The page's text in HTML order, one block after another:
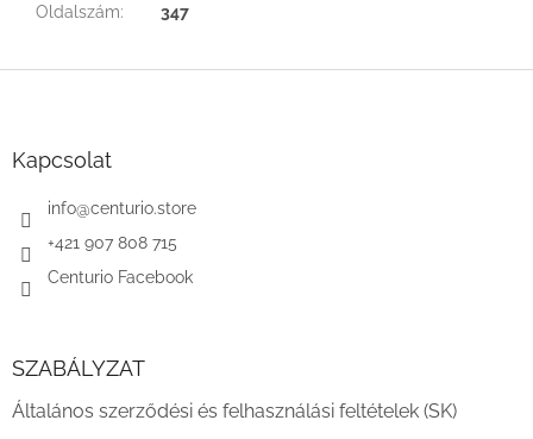
Oldalszám: 347
Kapcsolat
info@centurio.store
+421 907 808 715
Centurio Facebook
SZABÁLYZAT
Általános szerződési és felhasználási feltételek (SK)